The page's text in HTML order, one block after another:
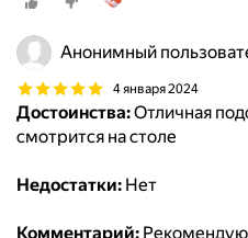
Анонимный
4 января 2024
Достоинства:Отличная
смотрится на столе
Недостатки: Нет
Комментарий: Рекомендую